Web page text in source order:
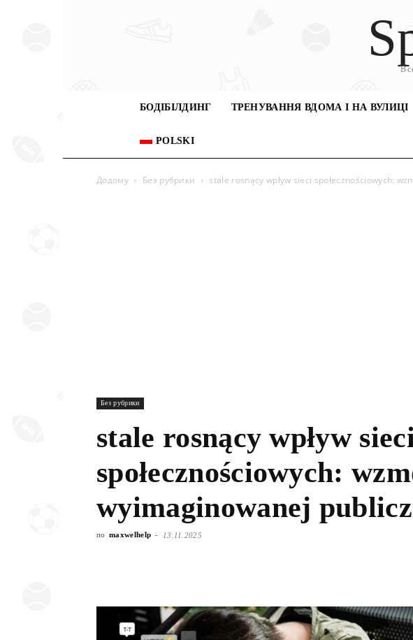
БОДІБІЛДИНГ ТРЕНУВАННЯ ВДОМА І НА ВУЛИЦІ
POLSKI
Додому Без рубрики stale rosnący wpływ sieci społecznościowych:
Без рубрики
stale rosnący wpływ
społecznościowych:
wyimaginowanej
по maxwelhelp - 13.11.2025